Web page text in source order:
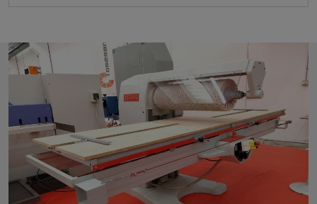
behandelten Oberflächen
- „REVERSE"-System, das Inversionen auch
bei schweren Materialien wie Marmor,
Holzplatten usw. abschwächt.
- Länge der 2 Walzen mm 1300
- Walzendurchmesser mm 300
- Nutzbare Arbeitslänge mm 4300
- Nutzarbeitsbreite 1300 mm
- Max Höhe der Platten 120 mm
- Motor PS 15 x 2